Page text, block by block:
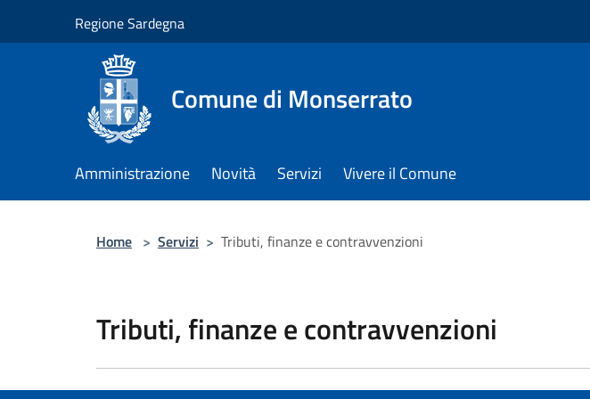
Regione Sardegna
Comune di Monserrato
Amministrazione Novità Servizi Vivere il Comune
Home > Servizi > Tributi, finanze e contravvenzioni
Tributi, finanze e contravvenzioni